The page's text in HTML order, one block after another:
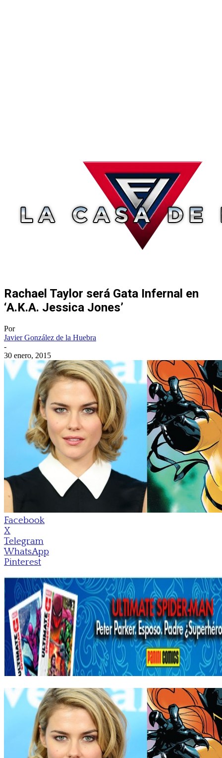
Rachael Taylor será Gata Infernal en
‘A.K.A. Jessica Jones’
Por
Javier González de la Huebra
-
30 enero, 2015
Facebook
X
Telegram
WhatsApp
Pinterest